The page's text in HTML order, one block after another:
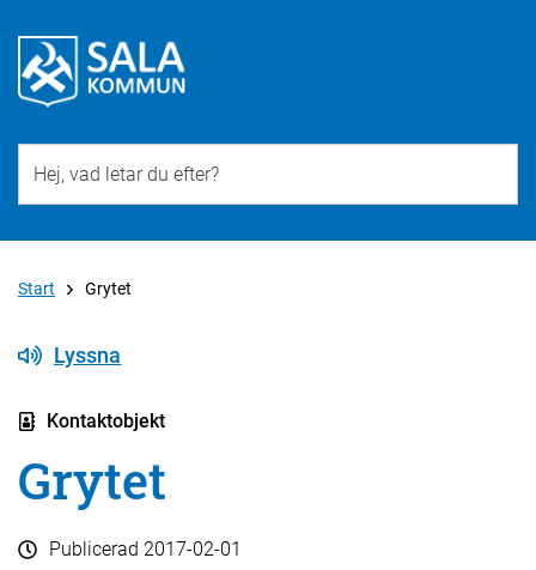
Start Grytet
Lyssna
Kontaktobjekt
Grytet
Publicerad 2017-02-01